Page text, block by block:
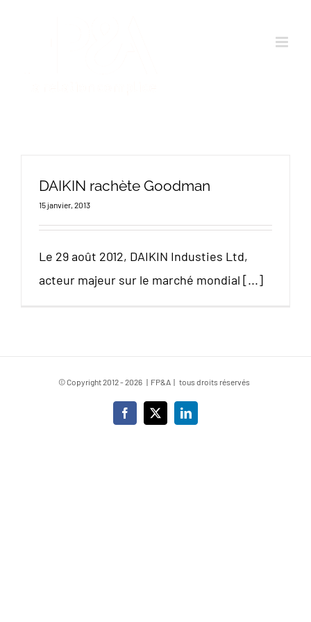
DAIKIN rachète Goodman
15 janvier, 2013
Le 29 août 2012, DAIKIN Industies Ltd,
acteur majeur sur le marché mondial [...]
© Copyright 2012 -2026 | FP&A | tous droits réservés
Facebook
X LinkedIn